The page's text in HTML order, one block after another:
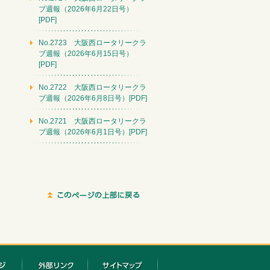
ブ週報（2026年6月22日号）
[PDF]
No.2723 大阪西ロータリークラ
ブ週報（2026年6月15日号）
[PDF]
No.2722 大阪西ロータリークラ
ブ週報（2026年6月8日号）[PDF]
No.2721 大阪西ロータリークラ
ブ週報（2026年6月1日号）[PDF]